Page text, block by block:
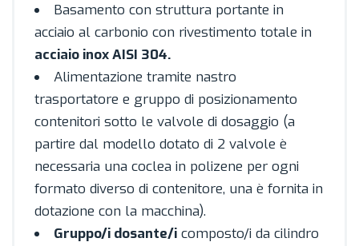
Basamento con struttura portante in
acciaio al carbonio con rivestimento totale in
acciaio inox AISI 304.
Alimentazione tramite nastro
trasportatore e gruppo di posizionamento
contenitori sotto le valvole di dosaggio (a
partire dal modello dotato di 2 valvole è
necessaria una coclea in polizene per ogni
formato diverso di contenitore, una è fornita in
dotazione con la macchina).
Gruppo/i dosante/i composto/i da cilindro